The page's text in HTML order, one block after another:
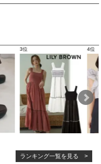
ランキング一覧を見る >